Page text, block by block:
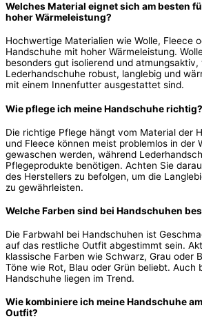
Welches Material eignet sich am besten
hoher Wärmeleistung?
Hochwertige Materialien wie Wolle, Fleece
Handschuhe mit hoher Wärmeleistung.
besonders gut isolierend und atmungsaktiv,
Lederhandschuhe robust, langlebig und
mit einem Innenfutter ausgestattet sind.
Wie pflege ich meine Handschuhe richtig?
Die richtige Pflege hängt vom Material der
und Fleece können meist problemlos in der
gewaschen werden, während
Pflegeprodukte benötigen. Achten Sie
des Herstellers zu befolgen, um die
zu gewährleisten.
Welche Farben sind bei Handschuhen
Die Farbwahl bei Handschuhen ist
auf das restliche Outfit abgestimmt sein.
klassische Farben wie Schwarz, Grau oder
Töne wie Rot, Blau oder Grün beliebt. Auch
Handschuhe liegen im Trend.
Wie kombiniere ich meine Handschuhe
Outfit?